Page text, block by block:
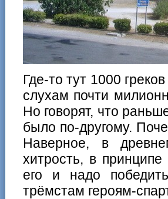
Где-то тут 1000
слухам почти
Но говорят, что
было по-другому.
Наверное, в
хитрость, в
его и надо
трёмстам героям-